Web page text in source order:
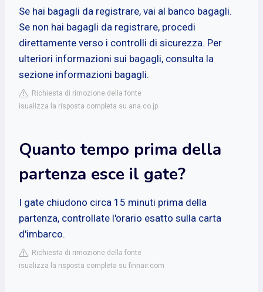
Se hai bagagli da registrare, vai al banco bagagli.
Se non hai bagagli da registrare, procedi
direttamente verso i controlli di sicurezza. Per
ulteriori informazioni sui bagagli, consulta la
sezione informazioni bagagli.
Richiesta di rimozione della fonte
isualizza la risposta completa su ana.co.jp
Quanto tempo prima della
partenza esce il gate?
I gate chiudono circa 15 minuti prima della
partenza, controllate l'orario esatto sulla carta
d'imbarco.
Richiesta di rimozione della fonte
isualizza la risposta completa su finnair.com